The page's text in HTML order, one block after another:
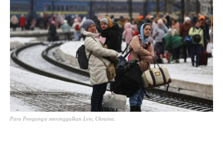
Para Pengungsi meninggalkan Lviv, Ukraina.